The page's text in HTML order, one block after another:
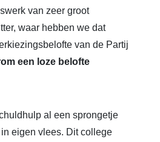
van zeer groot
waar hebben we dat
van de Partij
een loze belofte
al een sprongetje
eigen vlees. Dit college